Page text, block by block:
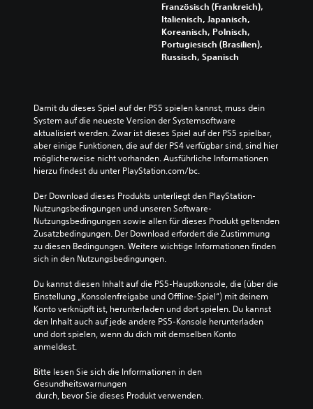
Französisch (Frankreich),
Italienisch, Japanisch,
Koreanisch, Polnisch,
Portugiesisch (Brasilien),
Russisch, Spanisch
Damit du dieses Spiel auf der PS5 spielen kannst, muss dein
System auf die neueste Version der Systemsoftware
aktualisiert werden. Zwar ist dieses Spiel auf der PS5 spielbar,
aber einige Funktionen, die auf der PS4 verfügbar sind, sind hier
möglicherweise nicht vorhanden. Ausführliche Informationen
hierzu findest du unter PlayStation.com/bc.
Der Download dieses Produkts unterliegt den PlayStation-
Nutzungsbedingungen und unseren Software-
Nutzungsbedingungen sowie allen für dieses Produkt geltenden
Zusatzbedingungen. Der Download erfordert die Zustimmung
zu diesen Bedingungen. Weitere wichtige Informationen finden
sich in den Nutzungsbedingungen.
Du kannst diesen Inhalt auf die PS5-Hauptkonsole, die (über die
Einstellung „Konsolenfreigabe und Offline-Spiel“) mit deinem
Konto verknüpft ist, herunterladen und dort spielen. Du kannst
den Inhalt auch auf jede andere PS5-Konsole herunterladen
und dort spielen, wenn du dich mit demselben Konto
anmeldest.
Bitte lesen Sie sich die Informationen in den
Gesundheitswarnungen
durch, bevor Sie dieses Produkt verwenden.